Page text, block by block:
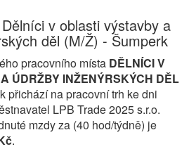
v oblasti výstavby a
děl (M/Ž) - Šumperk
pracovního místa DĚLNÍCI V
ÚDRŽBY INŽENÝRSKÝCH DĚL
přichází na pracovní trh ke dni
LPB Trade 2025 s.r.o.
mzdy za (40 hod/týdně) je
.